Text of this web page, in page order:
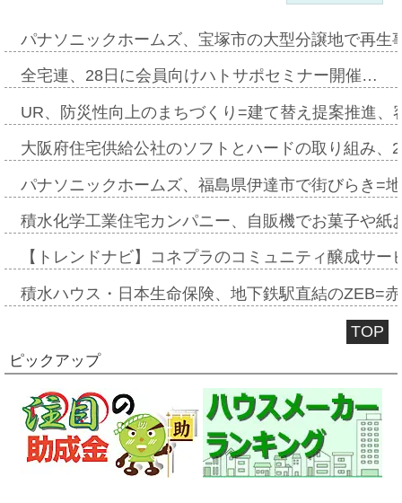
パナソニックホームズ、宝塚市の大型分譲地で再
全宅連、28日に会員向けハトサポセミナー開催…
UR、防災性向上のまちづくり=建て替え提案推進
大阪府住宅供給公社のソフトとハードの取り組み
パナソニックホームズ、福島県伊達市で街びらき=
積水化学工業住宅カンパニー、自販機でお菓子や
【トレンドナビ】コネプラのコミュニティ醸成サ
積水ハウス・日本生命保険、地下鉄駅直結のZEB=
TOP
ピックアップ